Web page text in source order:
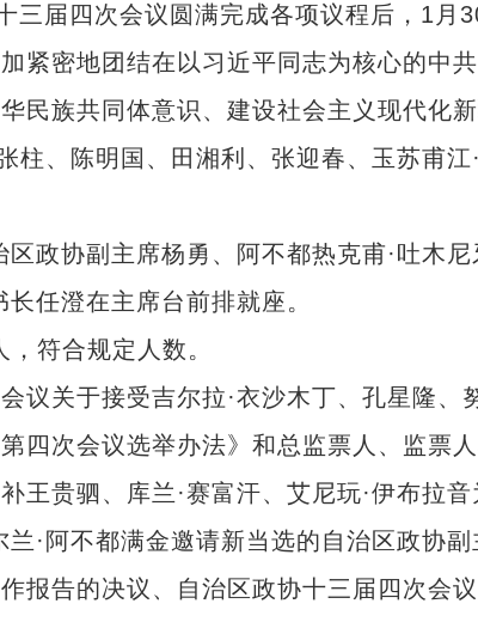
届四次会议圆满完成各项议程后，1月
紧密地团结在以习近平同志为核心的中
族共同体意识、建设社会主义现代化新
陈明国、田湘利、张迎春、玉苏甫江·
协副主席杨勇、阿不都热克甫·吐木尼
任澄在主席台前排就座。
符合规定人数。
关于接受吉尔拉·衣沙木丁、孔星隆、
四次会议选举办法》和总监票人、监票人
贵驷、库兰·赛富汗、艾尼玩·伊布拉音
·阿不都满金邀请新当选的自治区政协副
告的决议、自治区政协十三届四次会